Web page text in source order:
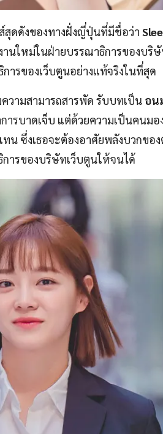
สุดดังของทางฝั่งญี่ปุ่นที่มีชื่อว่า
นใหม่ในฝ่ายบรรณาธิการของบริ
ารของเว็บตูนอย่างแท้จริงในที่สุด
วามสามารถสารพัด รับบทเป็น อน
รบาดเจ็บ แต่ด้วยความเป็นคนมอ
ซึ่งเธอจะต้องอาศัยพลังบวกของ
ารของบริษัทเว็บตูนให้จนได้